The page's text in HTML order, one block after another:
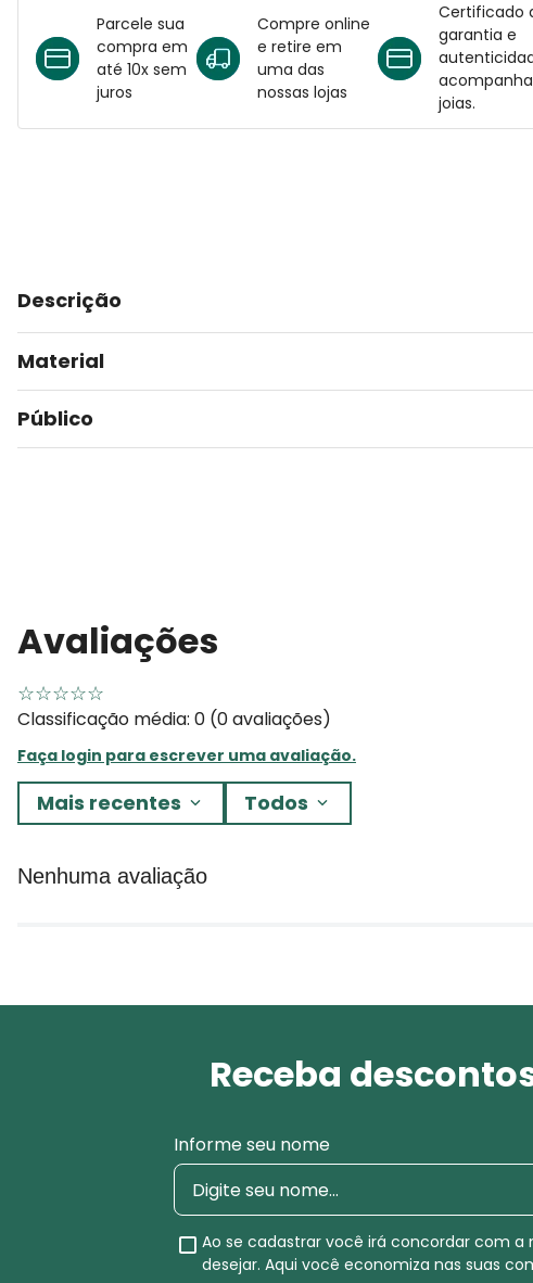
Parcele sua
compra em
até 10x sem
juros
Compre online
e retire em
uma das
nossas lojas
Certificado
garantia e
joias.
Descrição
Material
Público
Avaliações
☆☆☆☆☆
Classificação média: 0 (0 avaliações)
Faça login para escrever uma avaliação.
Mais recentes Todos
Nenhuma avaliação
Receba
Informe seu nome
Ao se cadastrar você irá concordar com a
desejar. Aqui você economiza nas suas